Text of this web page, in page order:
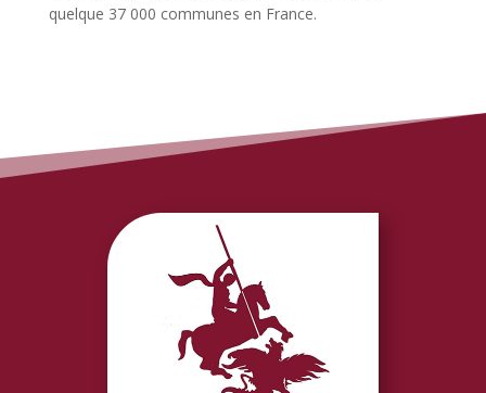
quelque 37 000 communes en France.